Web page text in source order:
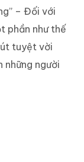
– Đối với
phần như thế
tuyệt vời
những người